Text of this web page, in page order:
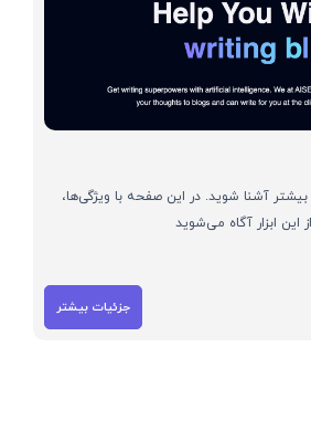
با هوش مصنوعی AISEO بیشتر آشنا شوید. در این صفحه با ویژگی‌ها،
این ابزار آگاه می‌شوید
جزئیات بیشتر